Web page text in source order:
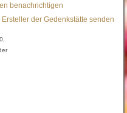
benachrichtigen
der Gedenkstätte senden